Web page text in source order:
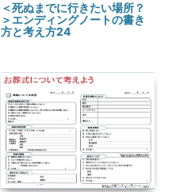
＜死ぬまでに行きたい場所？
＞エンディングノートの書き
方と考え方24